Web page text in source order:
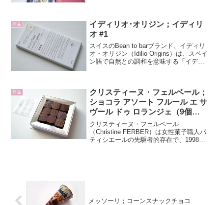
ある老舗「パ...
商品
イディリオ･オリジン；イディリ
オ #1
スイスのBean to barブランド、イディリ
オ・オリジン（Idilio Origins）は、スペイ
ン語で自然との調和を意味する「イディ
商品
クリスティーヌ・フェルベール；
ショコラ アソート フルール エ サ
ヴール ドゥ ロランジェ（9個
入） その2
クリスティーヌ・フェルベール
（Christine FERBER）は女性菓子職人パ
ティシエールの先駆者的存在で、1998年
メッソーリ；コーンスナックチョコ